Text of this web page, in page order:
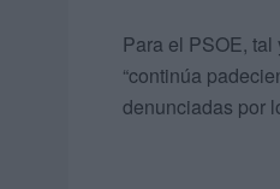
Para el PSOE,
“continúa
denunciadas por